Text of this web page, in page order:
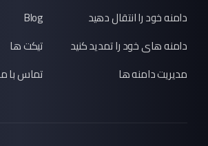
دامنه خود را انتقال دهید
دامنه های خود را تمدید کنید
مدیریت دامنه ها
Blog
تیکت ها
تماس با